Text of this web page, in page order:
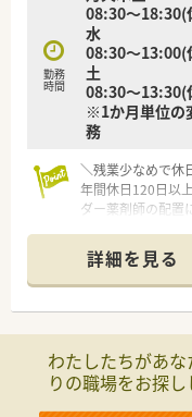
勤務
時間
08:30～18:30(
水
08:30～13:00(
土
08:30～13:30(
※1か月単位の
務
＼残業少なめで休
年間休日120日以
ダー薬剤師の配置
＊
【店舗情報と応需
■砺波駅から徒歩
■主に近隣の眼科
たりの枚数は40枚
■薬局内は薬剤師2
アットホームな落
詳細を見る
わたしたちがあ
りの職場をお探し